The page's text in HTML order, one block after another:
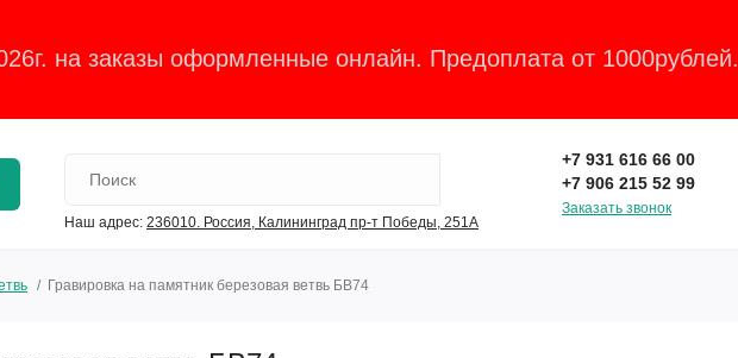
на заказы оформленные онлайн. Предоплата от 1000рублей.
Наш адрес: 236010. Россия, Калининград пр-т Победы, 251А
+7 931 616 66 00
+7 906 215 52 99
Заказать звонок
Гравировка на памятник березовая ветвь БВ74